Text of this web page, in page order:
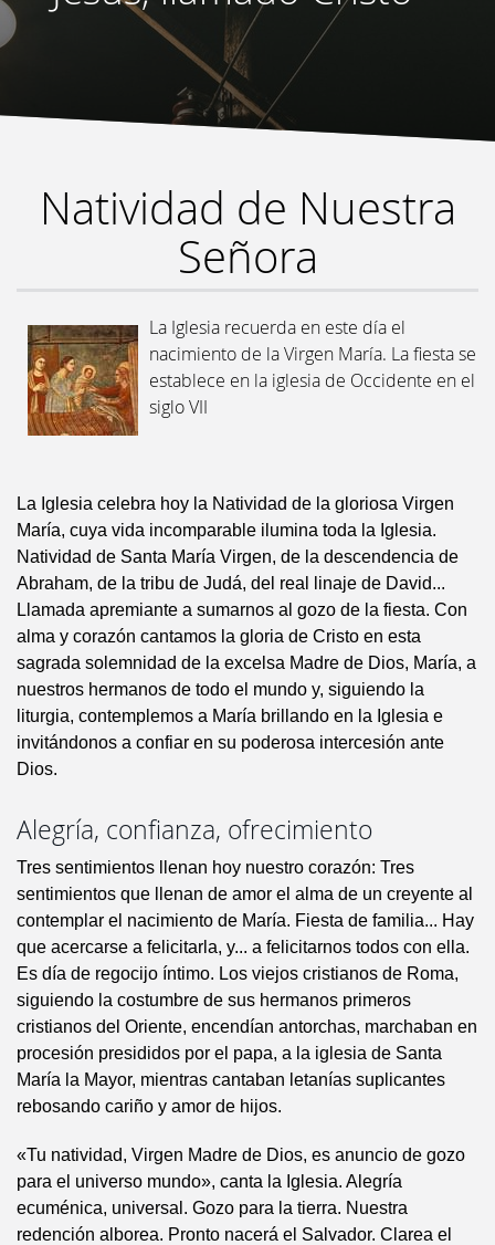
Natividad de Nuestra
Señora
La Iglesia recuerda en este día el
nacimiento de la Virgen María. La fiesta se
establece en la iglesia de Occidente en el
siglo VII
La Iglesia celebra hoy la Natividad de la gloriosa Virgen
María, cuya vida incomparable ilumina toda la Iglesia.
Natividad de Santa María Virgen, de la descendencia de
Abraham, de la tribu de Judá, del real linaje de David...
Llamada apremiante a sumarnos al gozo de la fiesta. Con
alma y corazón cantamos la gloria de Cristo en esta
sagrada solemnidad de la excelsa Madre de Dios, María, a
nuestros hermanos de todo el mundo y, siguiendo la
liturgia, contemplemos a María brillando en la Iglesia e
invitándonos a confiar en su poderosa intercesión ante
Dios.
Alegría, confianza, ofrecimiento
Tres sentimientos llenan hoy nuestro corazón: Tres
sentimientos que llenan de amor el alma de un creyente al
contemplar el nacimiento de María. Fiesta de familia... Hay
que acercarse a felicitarla, y... a felicitarnos todos con ella.
Es día de regocijo íntimo. Los viejos cristianos de Roma,
siguiendo la costumbre de sus hermanos primeros
cristianos del Oriente, encendían antorchas, marchaban en
procesión presididos por el papa, a la iglesia de Santa
María la Mayor, mientras cantaban letanías suplicantes
rebosando cariño y amor de hijos.
«Tu natividad, Virgen Madre de Dios, es anuncio de gozo
para el universo mundo», canta la Iglesia. Alegría
ecuménica, universal. Gozo para la tierra. Nuestra
redención alborea. Pronto nacerá el Salvador. Clarea el